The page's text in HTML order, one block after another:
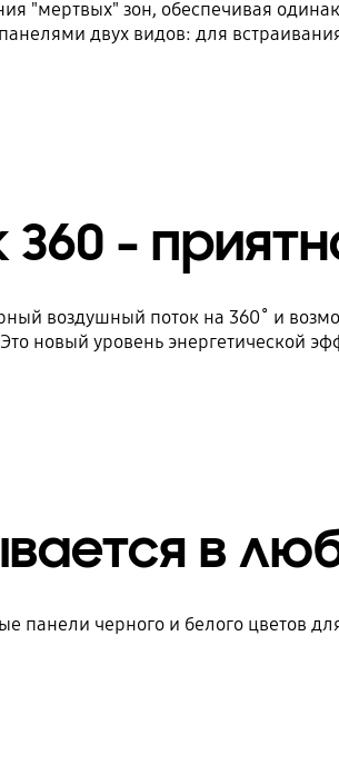
"мертвых" зон, обеспечивая
двух видов: для
-
воздушный поток на 360˚ и
новый уровень энергетической
в
панели черного и белого цветов